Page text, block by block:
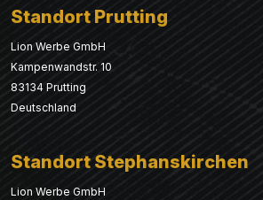
Standort Prutting
Lion Werbe GmbH
Kampenwandstr. 10
83134 Prutting
Deutschland
Standort Stephanskirchen
Lion Werbe GmbH